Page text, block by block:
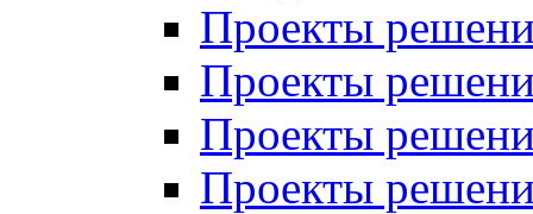
Проекты
Проекты
Проекты
Проекты